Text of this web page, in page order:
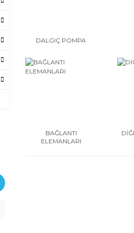
DALGIÇ POMPA
BAĞLANTI
ELEMANLARI